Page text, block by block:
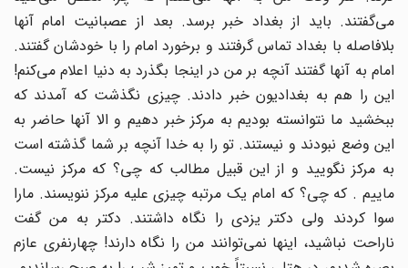
می‌گفتند. باید از بغداد خبر برسد. بعد از عصبانیت امام آنها
بلافاصله با بغداد تماس گرفتند و برخورد امام را با خودشان گفتند.
امام به آنها گفتند آنچه بر من در اینجا بگذرد به دنیا اعلام می‌کنم!
این را هم به بغدادیون خبر دادند. چیزی نگذشت که آمدند که
ببخشید ما نتوانسته بودیم به مرکز خبر دهیم و الا آنها حاضر به
این وضع نبودند و نیستند. تو را به خدا آنچه بر شما گذشته است
به مرکز نگویید و از این قبیل مطالب که چی؟ که مرکز نیست.
ماییم . که چی؟ که امام یک مرتبه چیزی علیه مرکز ننویسند. مارا
سوا کردند ولی دکتر یزدی را نگاه داشتند. دکتر به من گفت
ناراحت نباشید، اینها نمی‌توانند من را نگاه دارند! چهارنفری عازم